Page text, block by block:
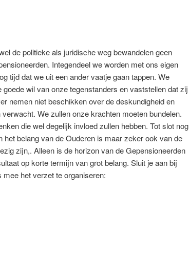
de politieke als juridische weg bewandelen geen
Integendeel we worden met ons eigen
tijd dat we uit een ander vaatje gaan tappen. We
goede wil van onze tegenstanders en vaststellen dat zij
nemen niet beschikken over de deskundigheid en
We zullen onze krachten moeten bundelen.
die wel degelijk invloed zullen hebben. Tot slot nog
het belang van de Ouderen is maar zeker ook van de
zijn,. Alleen is de horizon van de Gepensioneerden
op korte termijn van grot belang. Sluit je aan bij
het verzet te organiseren: